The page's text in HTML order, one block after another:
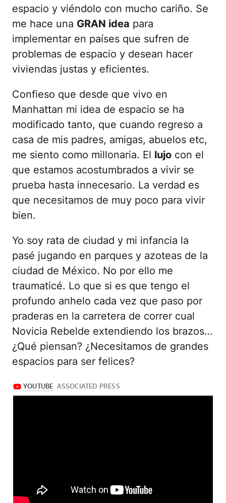
espacio y viéndolo con mucho cariño. Se
me hace una GRAN idea para
implementar en países que sufren de
problemas de espacio y desean hacer
viviendas justas y eficientes.
Confieso que desde que vivo en
Manhattan mi idea de espacio se ha
modificado tanto, que cuando regreso a
casa de mis padres, amigas, abuelos etc,
me siento como millonaria. El lujo con el
que estamos acostumbrados a vivir se
prueba hasta innecesario. La verdad es
que necesitamos de muy poco para vivir
bien.
Yo soy rata de ciudad y mi infancia la
pasé jugando en parques y azoteas de la
ciudad de México. No por ello me
traumaticé. Lo que si es que tengo el
profundo anhelo cada vez que paso por
praderas en la carretera de correr cual
Novicia Rebelde extendiendo los brazos…
¿Qué piensan? ¿Necesitamos de grandes
espacios para ser felices?